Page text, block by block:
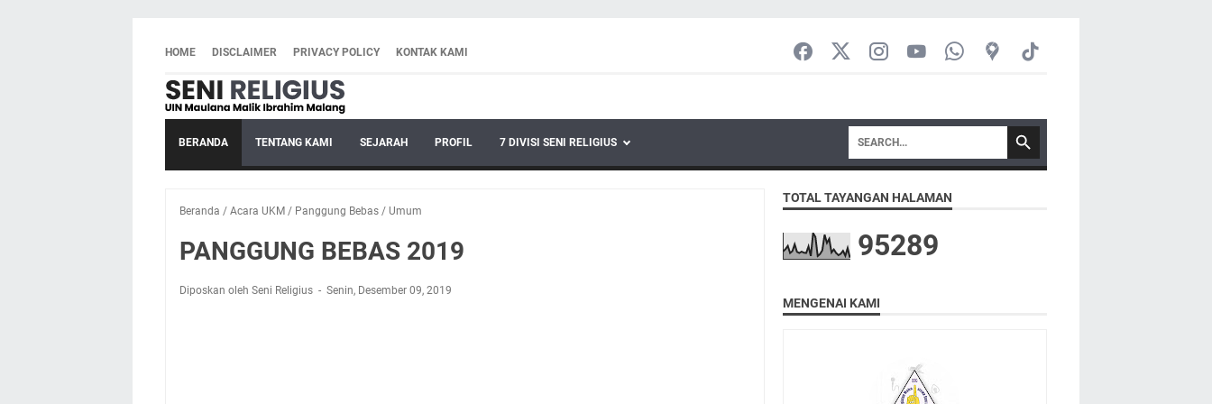
HOME DISCLAIMER PRIVACY POLICY KONTAK KAMI
BERANDA TENTANG KAMI SEJARAH PROFIL 7 DIVISI SENI RELIGIUS
Beranda / Acara UKM / Panggung Bebas / Umum
PANGGUNG BEBAS 2019
Diposkan oleh Seni Religius Senin, Desember 09, 2019
TOTAL TAYANGAN HALAMAN
95289
MENGENAI KAMI